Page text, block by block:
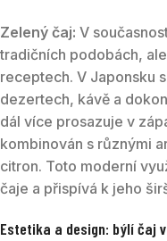
Zelený čaj: V
tradičních podobách,
receptech. V Japonsku
dezertech, kávě a
dál více prosazuje v
kombinován s různými
citron. Toto moderní
čaje a přispívá k jeho
Estetika a design: býlí čaj